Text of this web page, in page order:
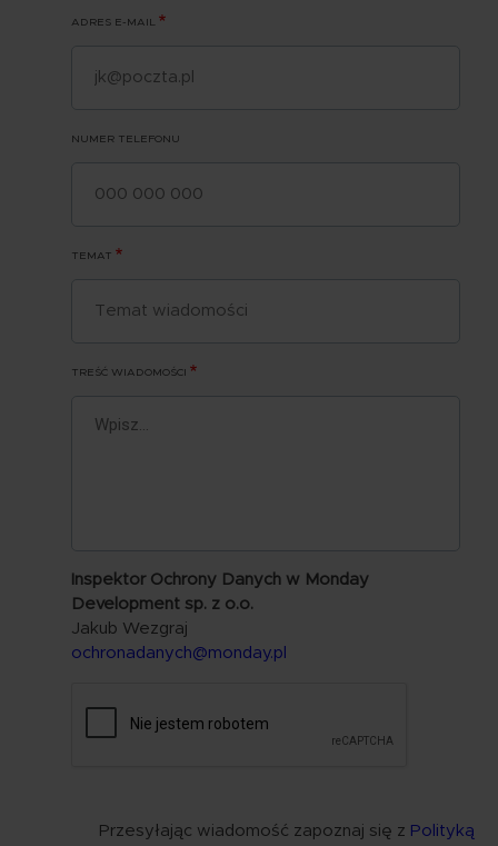
ADRES E-MAIL
NUMER TELEFONU
TEMAT
TREŚĆ WIADOMOŚCI
Inspektor Ochrony Danych w Monday
Development sp. z o.o.
Jakub Wezgraj
ochronadanych@monday.pl
Przesyłając wiadomość zapoznaj się z Polityką